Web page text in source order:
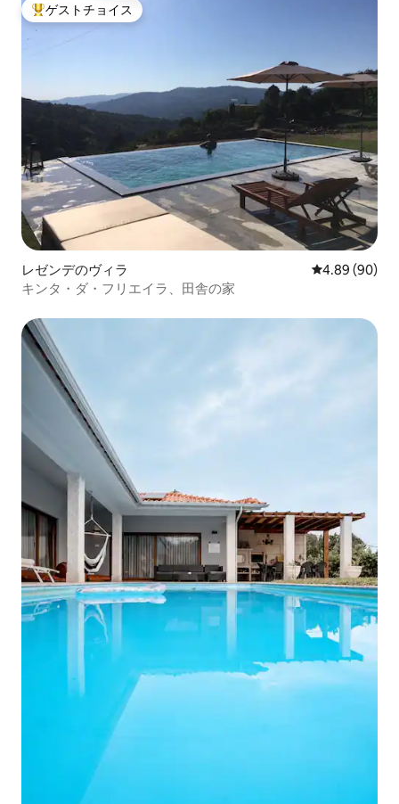
大好評のゲストチョイスです。
ゲストチョイス
レゼンデのヴィラ レビュー90件
4.89 (90)
キンタ・ダ・フリエイラ、田舎の家